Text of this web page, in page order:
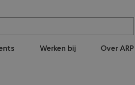
Werken bij Over ARP